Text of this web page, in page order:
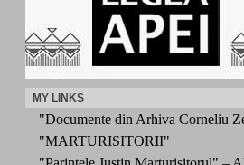
MY LINKS
"Documente din Arhiva Corneliu
"MARTURISITORII"